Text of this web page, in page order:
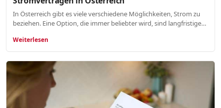
In Österreich gibt es viele verschiedene Möglichkeiten, Strom zu
beziehen. Eine Option, die immer beliebter wird, sind langfristige…
Weiterlesen